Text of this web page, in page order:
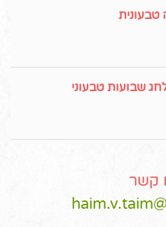
טבעונית
שבועות טבעוני
קשר